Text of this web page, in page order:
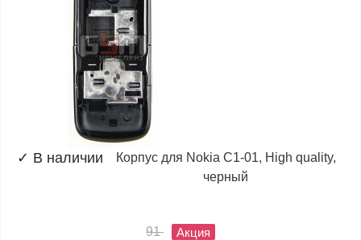
✓ В наличии
Корпус для Nokia C1-01, High quality,
черный
91 Акция